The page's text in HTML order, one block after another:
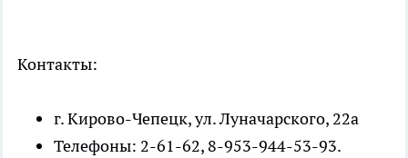
Контакты:
г. Кирово-Чепецк, ул. Луначарского, 22а
Телефоны: 2-61-62, 8-953-944-53-93.